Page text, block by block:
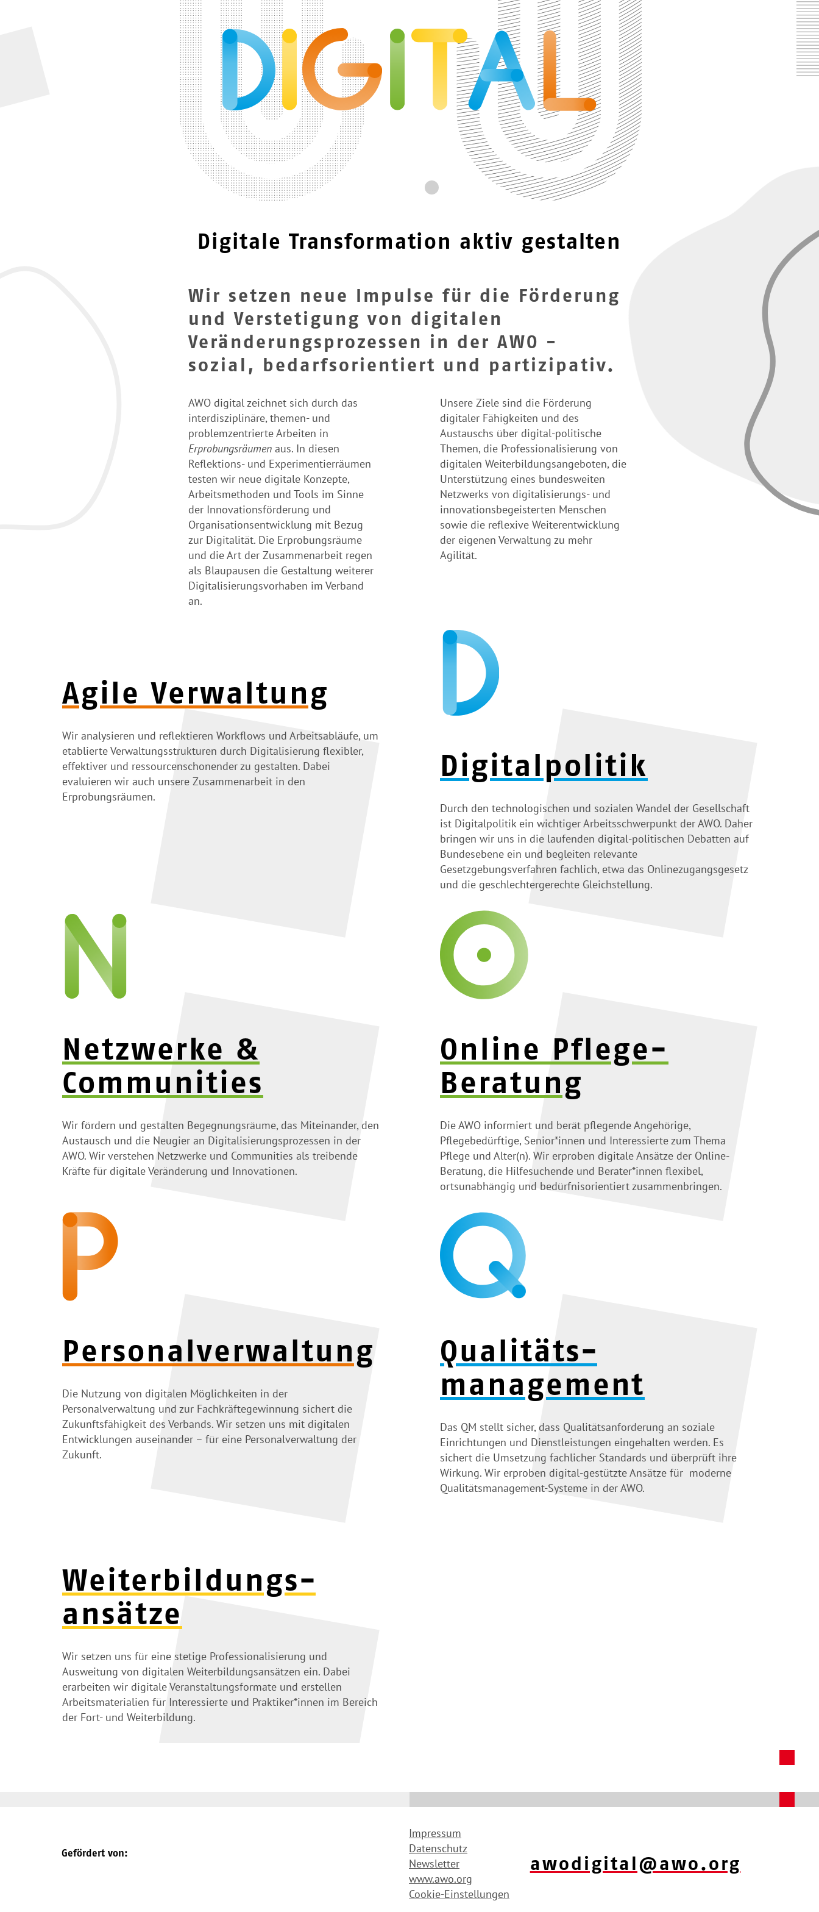
Digitale Transformation aktiv gestalten
Wir setzen neue Impulse für die Förderung
und Verstetigung von digitalen
Veränderungsprozessen in der AWO -
sozial, bedarfsorientiert und partizipativ.
AWO digital zeichnet sich durch das
interdisziplinäre, themen- und
problemzentrierte Arbeiten in
Erprobungsräumenaus. In diesen
Reflektions- und Experimentierräumen
testen wir neue digitale Konzepte,
Arbeitsmethoden und Tools im Sinne
der Innovationsförderung und
Organisationsentwicklung mit Bezug
zur Digitalität. Die Erprobungsräume
und die Art der Zusammenarbeit regen
als Blaupausen die Gestaltung weiterer
Digitalisierungsvorhaben im Verband
an.
Unsere Ziele sind die Förderung
digitaler Fähigkeiten und des
Austauschs über digital-politische
Themen, die Professionalisierung von
digitalen Weiterbildungsangeboten, die
Unterstützung eines bundesweiten
Netzwerks von digitalisierungs- und
innovationsbegeisterten Menschen
sowie die reflexive Weiterentwicklung
der eigenen Verwaltung zu mehr
Agilität.
Agile Verwaltung
Wir analysieren und reflektieren Workflows und Arbeitsabläufe, um
etablierte Verwaltungsstrukturen durch Digitalisierung flexibler,
effektiver und ressourcenschonender zu gestalten. Dabei
evaluieren wir auch unsere Zusammenarbeit in den
Erprobungsräumen.
Digitalpolitik
Durch den technologischen und sozialen Wandel der Gesellschaft
ist Digitalpolitik ein wichtiger Arbeitsschwerpunkt der AWO. Daher
bringen wir uns in die laufenden digital-politischen Debatten auf
Bundesebene ein und begleiten relevante
Gesetzgebungsverfahren fachlich, etwa das Onlinezugangsgesetz
und die geschlechtergerechte Gleichstellung.
Netzwerke &
Communities
Wir fördern und gestalten Begegnungsräume, das Miteinander, den
Austausch und die Neugier an Digitalisierungsprozessen in der
AWO. Wir verstehen Netzwerke und Communities als treibende
Kräfte für digitale Veränderung und Innovationen.
Online Pflege-
Beratung
Die AWO informiert und berät pflegende Angehörige,
Pflegebedürftige, Senior*innen und Interessierte zum Thema
Pflege und Alter(n). Wir erproben digitale Ansätze der Online-
Beratung, die Hilfesuchende und Berater*innen flexibel,
ortsunabhängig und bedürfnisorientiert zusammenbringen.
Personal­verwaltung
Die Nutzung von digitalen Möglichkeiten in der
Personalverwaltung und zur Fachkräftegewinnung sichert die
Zukunftsfähigkeit des Verbands. Wir setzen uns mit digitalen
Entwicklungen auseinander – für eine Personalverwaltung der
Zukunft.
Qualitäts­
management
Das QM stellt sicher, dass Qualitätsanforderung an soziale
Einrichtungen und Dienstleistungen eingehalten werden. Es
sichert die Umsetzung fachlicher Standards und überprüft ihre
Wirkung. Wir erproben digital-gestützte Ansätze für moderne
Qualitätsmanagement-Systeme in der AWO.
Weiterbildungs­
ansätze
Wir setzen uns für eine stetige Professionalisierung und
Ausweitung von digitalen Weiterbildungsansätzen ein. Dabei
erarbeiten wir digitale Veranstaltungsformate und erstellen
Arbeitsmaterialien für Interessierte und Praktiker*innen im Bereich
der Fort- und Weiterbildung.
Gefördert von:
Impressum
Datenschutz
Newsletter
www.awo.org
Cookie-Einstellungen
awodigital@awo.org